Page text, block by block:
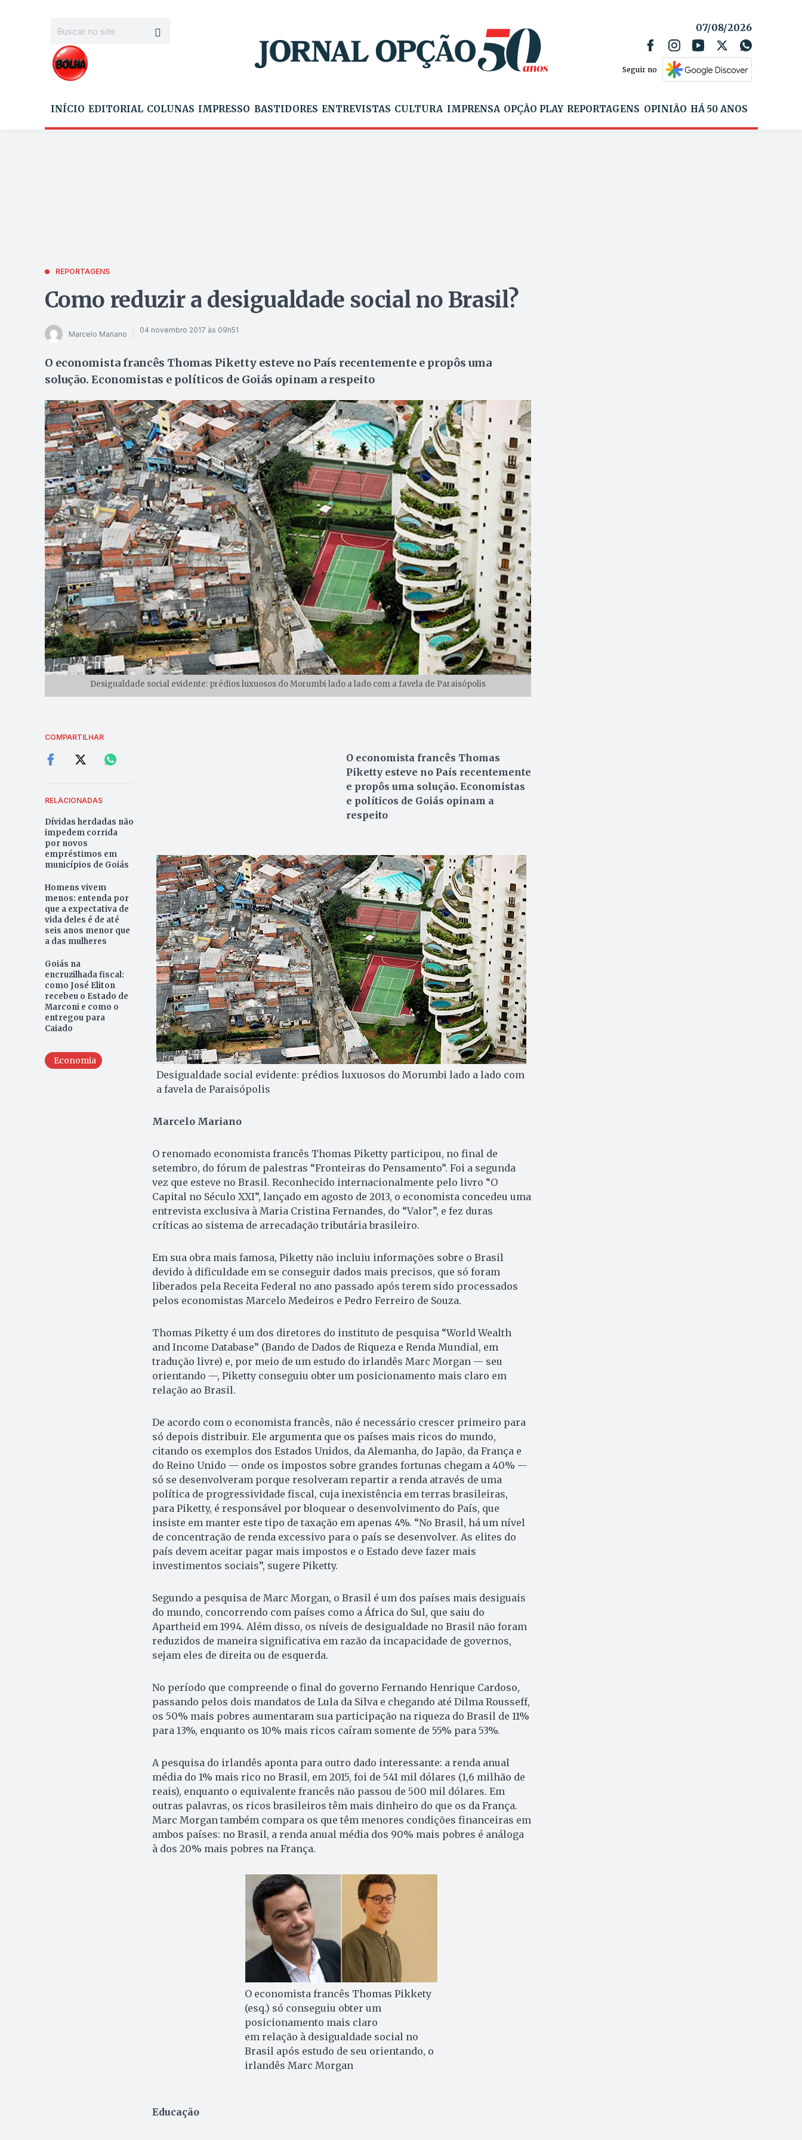
07/08/2026
Seguir no
INÍCIO EDITORIAL COLUNAS IMPRESSO BASTIDORES ENTREVISTAS CULTURA IMPRENSA OPÇÃO PLAY REPORTAGENS OPINIÃO HÁ 50 ANOS
REPORTAGENS
Como reduzir a desigualdade social no Brasil?
Marcelo Mariano 04 novembro 2017 às 09h51
O economista francês Thomas Piketty esteve no País recentemente e propôs uma
solução. Economistas e políticos de Goiás opinam a respeito
Desigualdade social evidente: prédios luxuosos do Morumbi lado a lado com a favela de Paraisópolis
COMPARTILHAR
RELACIONADAS
Dívidas herdadas não
impedem corrida
por novos
empréstimos em
municípios de Goiás
Homens vivem
menos: entenda por
que a expectativa de
vida deles é de até
seis anos menor que
a das mulheres
Goiás na
encruzilhada fiscal:
como José Eliton
recebeu o Estado de
Marconi e como o
entregou para
Caiado
Economia
O economista francês Thomas
Piketty esteve no País recentemente
e propôs uma solução. Economistas
e políticos de Goiás opinam a
respeito
Desigualdade social evidente: prédios luxuosos do Morumbi lado a lado com
a favela de Paraisópolis
Marcelo Mariano
O renomado economista francês Thomas Piketty participou, no final de
setembro, do fórum de palestras “Fronteiras do Pensa­mento”. Foi a segunda
vez que esteve no Brasil. Reconhecido internacionalmente pelo livro “O
Capital no Século XXI”, lançado em agosto de 2013, o economista concedeu uma
entrevista exclusiva à Maria Cristina Fernandes, do “Valor”, e fez duras
críticas ao sistema de arrecadação tributária brasileiro.
Em sua obra mais famosa, Piketty não incluiu informações sobre o Brasil
devido à dificuldade em se conseguir dados mais precisos, que só foram
liberados pela Receita Federal no ano passado após terem sido processados
pelos economistas Marcelo Medeiros e Pedro Ferreiro de Souza.
Thomas Piketty é um dos diretores do instituto de pesquisa “World Wealth
and Income Database” (Bando de Dados de Riqueza e Renda Mundial, em
tradução livre) e, por meio de um estudo do irlandês Marc Morgan — seu
orientando —, Piketty conseguiu obter um posicionamento mais claro em
relação ao Brasil.
De acordo com o economista francês, não é necessário crescer primeiro para
só depois distribuir. Ele argumenta que os países mais ricos do mundo,
citando os exemplos dos Estados Unidos, da Alemanha, do Japão, da França e
do Reino Unido — onde os impostos sobre grandes fortunas chegam a 40% —
só se desenvolveram porque resolveram repartir a renda através de uma
política de progressividade fiscal, cuja inexistência em terras brasileiras,
para Piketty, é responsável por bloquear o desenvolvimento do País, que
insiste em manter este tipo de taxação em apenas 4%. “No Brasil, há um nível
de concentração de renda excessivo para o país se desenvolver. As elites do
país devem aceitar pagar mais impostos e o Estado deve fazer mais
investimentos sociais”, sugere Piketty.
Segundo a pesquisa de Marc Morgan, o Brasil é um dos países mais desiguais
do mundo, concorrendo com países como a África do Sul, que saiu do
Apartheid em 1994. Além disso, os níveis de desigualdade no Brasil não foram
reduzidos de maneira significativa em razão da incapacidade de governos,
sejam eles de direita ou de esquerda.
No período que compreende o final do governo Fernando Henrique Cardoso,
passando pelos dois mandatos de Lula da Silva e chegando até Dilma Rousseff,
os 50% mais pobres aumentaram sua participação na riqueza do Brasil de 11%
para 13%, enquanto os 10% mais ricos caíram somente de 55% para 53%.
A pesquisa do irlandês aponta para outro dado interessante: a renda anual
média do 1% mais rico no Brasil, em 2015, foi de 541 mil dólares (1,6 milhão de
reais), enquanto o equivalente francês não passou de 500 mil dólares. Em
outras palavras, os ricos brasileiros têm mais dinheiro do que os da França.
Marc Morgan também compara os que têm menores condições financeiras em
ambos países: no Brasil, a renda anual média dos 90% mais pobres é análoga
à dos 20% mais pobres na França.
O economista francês Thomas Pikkety
(esq.) só conseguiu obter um
posicionamento mais claro
em relação à desigualdade social no
Brasil após estudo de seu orientando, o
irlandês Marc Morgan
Educação